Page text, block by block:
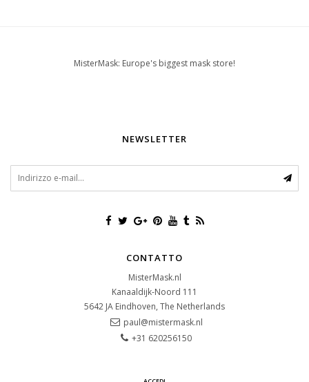
MisterMask: Europe's biggest mask store!
NEWSLETTER
CONTATTO
MisterMask.nl
Kanaaldijk-Noord 111
5642 JA Eindhoven, The Netherlands
paul@mistermask.nl
+31 620256150